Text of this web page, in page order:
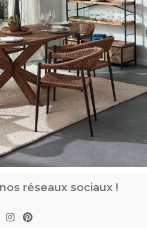
réseaux sociaux !